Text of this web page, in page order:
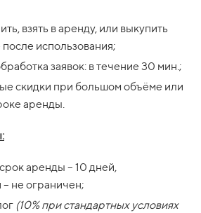
взять в аренду, или выкупить
использования;
заявок: в течение 30 мин.;
скидки при большом объёме или
аренды.
аренды – 10 дней,
не ограничен;
(10% при стандартных условиях